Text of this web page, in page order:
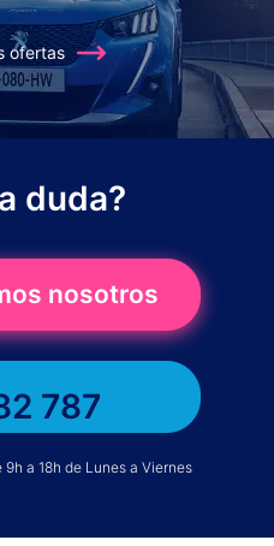
ofertas
duda?
nosotros
787
a 18h de Lunes a Viernes